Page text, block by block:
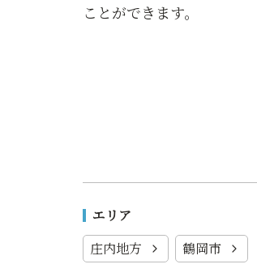
ことができます。
エリア
庄内地方
鶴岡市